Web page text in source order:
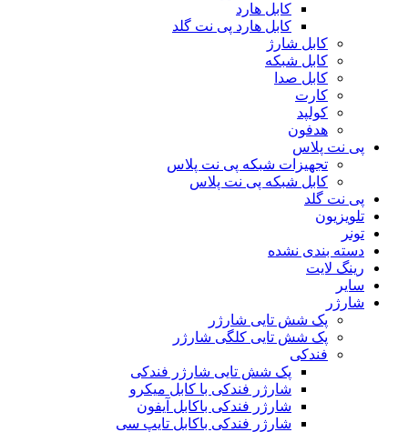
کابل هارد
کابل هارد پی نت گلد
کابل شارژ
کابل شبکه
کابل صدا
کارت
کولپد
هدفون
پی نت پلاس
تجهیزات شبکه پی نت پلاس
کابل شبکه پی نت پلاس
پی نت گلد
تلویزیون
تونر
دسته بندی نشده
رینگ لایت
سایر
شارژر
پک شش تایی شارژر
پک شش تایی کلگی شارژر
فندکی
پک شش تایی شارژر فندکی
شارژر فندکی با کابل میکرو
شارژر فندکی باکابل آیفون
شارژر فندکی باکابل تایپ سی